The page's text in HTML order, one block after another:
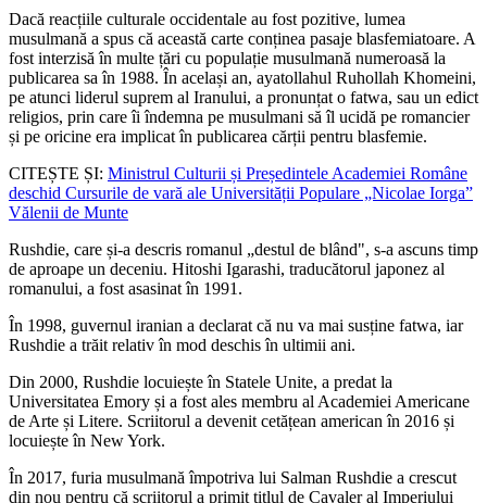
Dacă reacțiile culturale occidentale au fost pozitive, lumea
musulmană a spus că această carte conținea pasaje blasfemiatoare. A
fost interzisă în multe țări cu populație musulmană numeroasă la
publicarea sa în 1988. În același an, ayatollahul Ruhollah Khomeini,
pe atunci liderul suprem al Iranului, a pronunțat o fatwa, sau un edict
religios, prin care îi îndemna pe musulmani să îl ucidă pe romancier
și pe oricine era implicat în publicarea cărții pentru blasfemie.
CITEȘTE ȘI: Ministrul Culturii și Președintele Academiei Române
deschid Cursurile de vară ale Universității Populare „Nicolae Iorga”
Vălenii de Munte
Rushdie, care și-a descris romanul „destul de blând", s-a ascuns timp
de aproape un deceniu. Hitoshi Igarashi, traducătorul japonez al
romanului, a fost asasinat în 1991.
În 1998, guvernul iranian a declarat că nu va mai susține fatwa, iar
Rushdie a trăit relativ în mod deschis în ultimii ani.
Din 2000, Rushdie locuiește în Statele Unite, a predat la
Universitatea Emory și a fost ales membru al Academiei Americane
de Arte și Litere. Scriitorul a devenit cetățean american în 2016 și
locuiește în New York.
În 2017, furia musulmană împotriva lui Salman Rushdie a crescut
din nou pentru că scriitorul a primit titlul de Cavaler al Imperiului